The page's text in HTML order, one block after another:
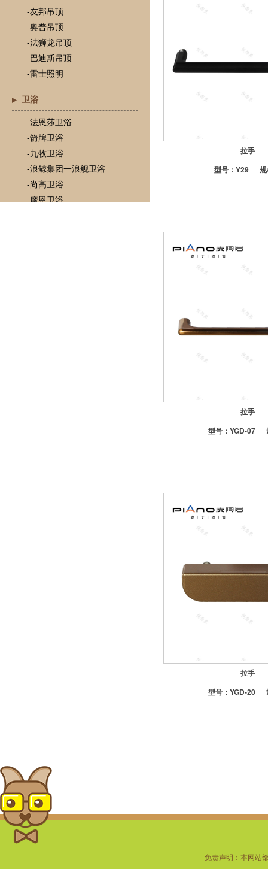
-友邦吊顶
-奥普吊顶
-法狮龙吊顶
-巴迪斯吊顶
-雷士照明
卫浴
-法恩莎卫浴
-箭牌卫浴
-九牧卫浴
-浪鲸集团一浪舰卫浴
-尚高卫浴
-摩恩卫浴
拉手
型号： Y29
拉手
型号： YGD-07
拉手
型号： YGD-20
免责声明：本网站